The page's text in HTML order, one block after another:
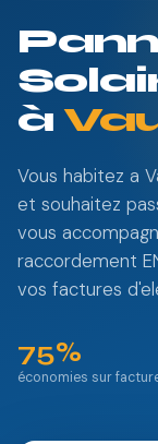
à
Vous habitez a
et souhaitez
vous
raccordement
vos factures
75%
économies sur